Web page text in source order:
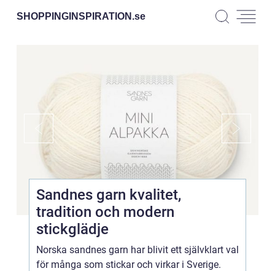
SHOPPINGINSPIRATION.se
Sandnes garn kvalitet,
tradition och modern
stickglädje
Norska sandnes garn har blivit ett självklart val
för många som stickar och virkar i Sverige.